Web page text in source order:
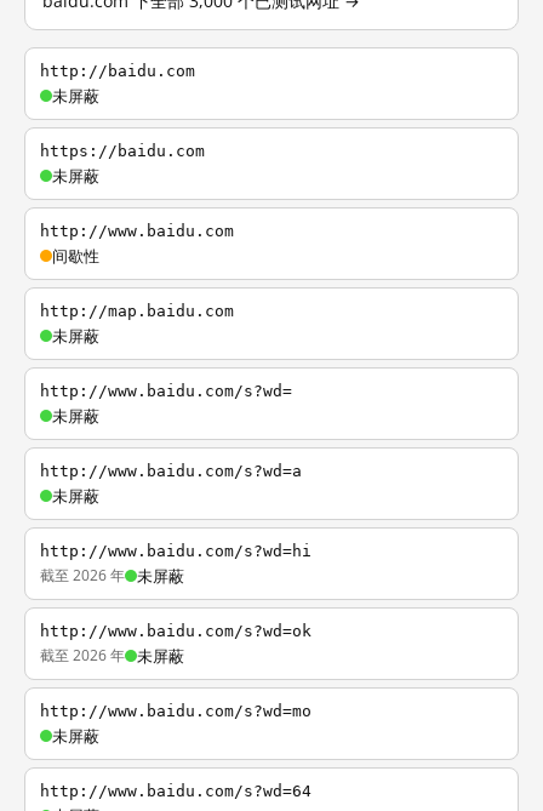
http://baidu.com
未屏蔽
https://baidu.com
未屏蔽
http://www.baidu.com
间歇性
http://map.baidu.com
未屏蔽
http://www.baidu.com/s?wd=
未屏蔽
http://www.baidu.com/s?wd=a
未屏蔽
http://www.baidu.com/s?wd=hi
截至 2026 年 未屏蔽
http://www.baidu.com/s?wd=ok
截至 2026 年 未屏蔽
http://www.baidu.com/s?wd=mo
未屏蔽
http://www.baidu.com/s?wd=64